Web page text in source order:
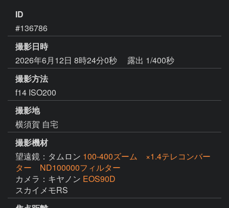
ID
#136786
撮影日時
2026年6月12日 8時24分0秒
露出 1/400秒
撮影方法
f14 ISO200
撮影地
横須賀 自宅
撮影機材
望遠鏡：タムロン 100-400ズーム ×1.4テレコンバー
ター ND100000フィルター
カメラ：キヤノン EOS90D
スカイメモRS